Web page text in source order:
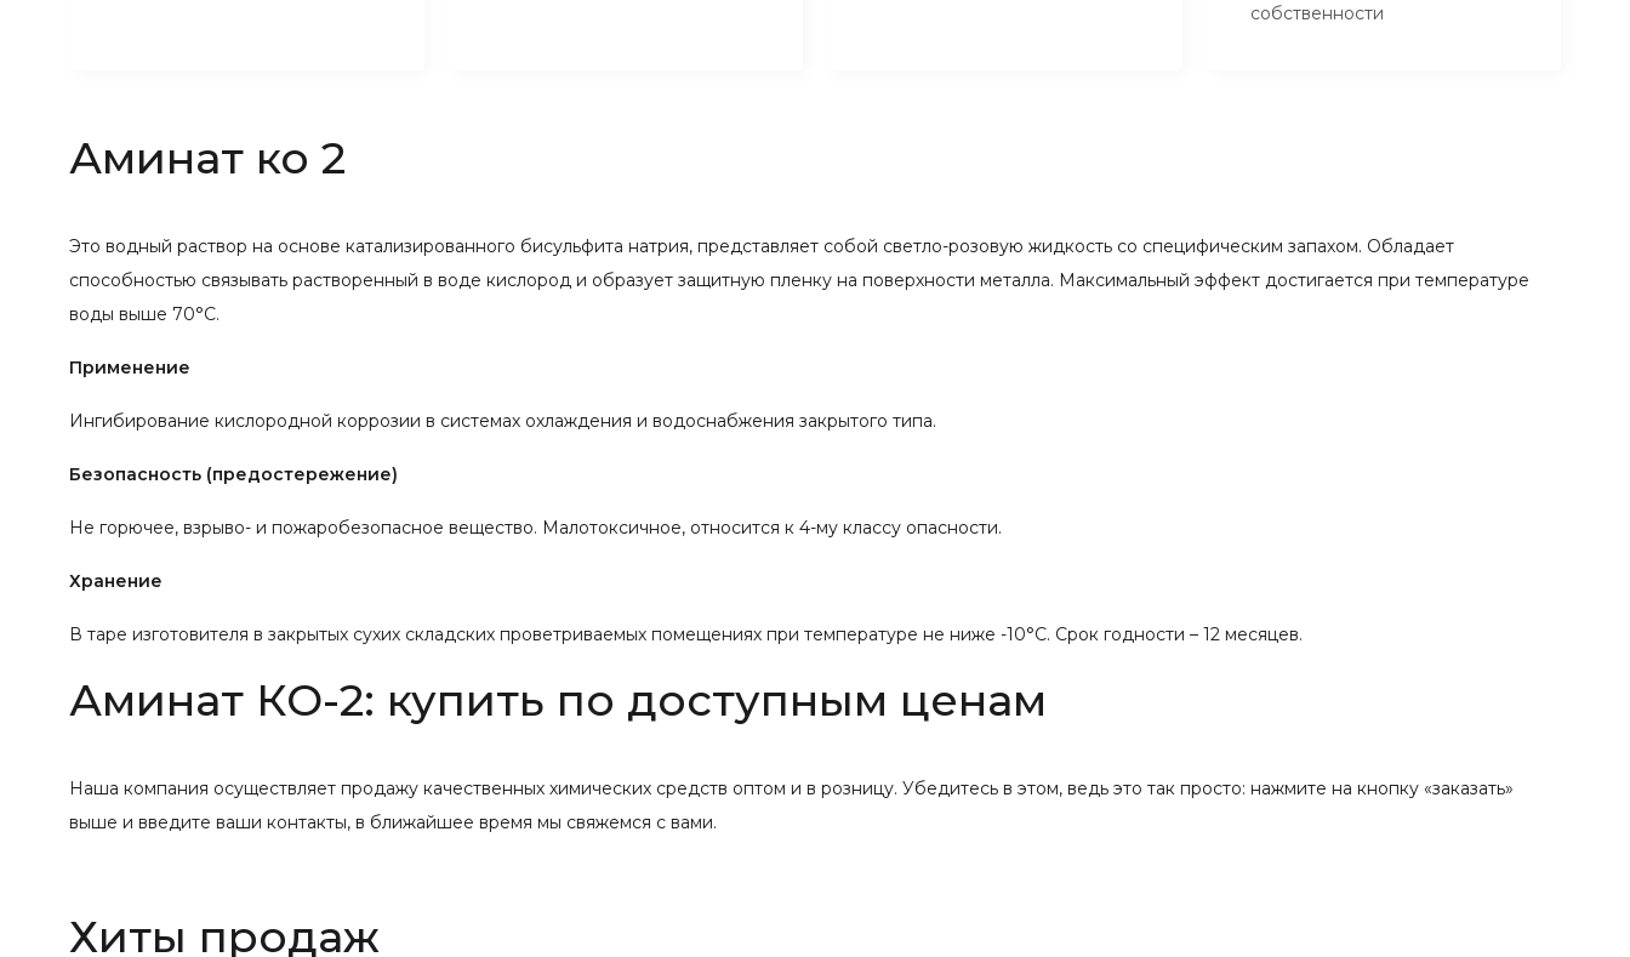
собственности
Аминат ко 2
Это водный раствор на основе катализированного бисульфита натрия, представляет собой светло-розовую жидкость со специфическим запахом. Обладает
способностью связывать растворенный в воде кислород и образует защитную пленку на поверхности металла. Максимальный эффект достигается при температуре
воды выше 70°С.
Применение
Ингибирование кислородной коррозии в системах охлаждения и водоснабжения закрытого типа.
Безопасность (предостережение)
Не горючее, взрыво- и пожаробезопасное вещество. Малотоксичное, относится к 4-му классу опасности.
Хранение
В таре изготовителя в закрытых сухих складских проветриваемых помещениях при температуре не ниже -10°С. Срок годности – 12 месяцев.
Аминат КО-2: купить по доступным ценам
Наша компания осуществляет продажу качественных химических средств оптом и в розницу. Убедитесь в этом, ведь это так просто: нажмите на кнопку «заказать»
выше и введите ваши контакты, в ближайшее время мы свяжемся с вами.
Хиты продаж